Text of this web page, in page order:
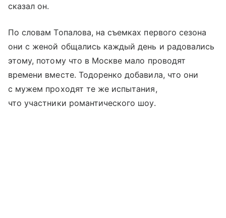
сказал он.
По словам Топалова, на съемках первого сезона
они с женой общались каждый день и радовались
этому, потому что в Москве мало проводят
времени вместе. Тодоренко добавила, что они
с мужем проходят те же испытания,
что участники романтического шоу.